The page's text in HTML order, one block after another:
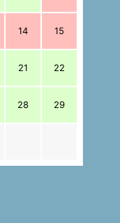
14 15
21 22
28 29